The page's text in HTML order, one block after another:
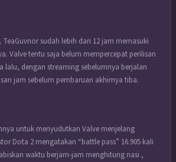
sudah lebih dari 12 jam memasuki
Valve tentu saja belum mempercepat perilisan
lalu, dengan streaming sebelumnya berjalan
jam sebelum pembaruan akhirnya tiba.
untuk menyudutkan Valve menjelang
Dota 2 mengatakan “battle pass” 16.905 kali
waktu berjam-jam menghitung nasi ,